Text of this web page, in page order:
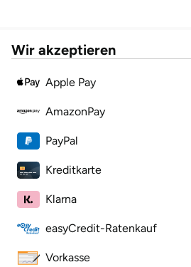
Wir akzeptieren
Apple Pay
AmazonPay
PayPal
Kreditkarte
Klarna
easyCredit-Ratenkauf
Vorkasse
Kiel
Kronach
Kulmbach
Köln